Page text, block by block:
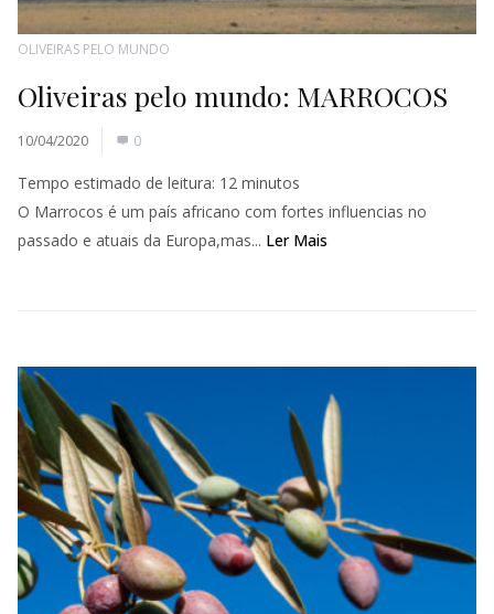
OLIVEIRAS PELO MUNDO
Oliveiras pelo mundo: MARROCOS
10/04/2020 0
Tempo estimado de leitura: 12 minutos
O Marrocos é um país africano com fortes influencias no
passado e atuais da Europa,mas... Ler Mais